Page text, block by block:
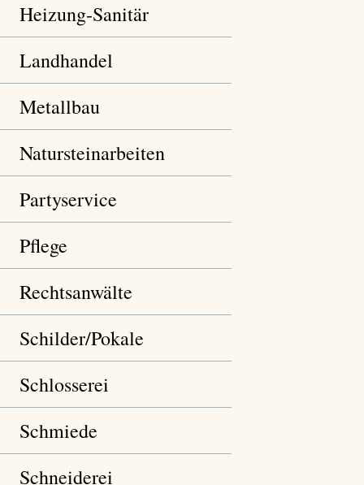
Heizung-Sanitär
Landhandel
Metallbau
Natursteinarbeiten
Partyservice
Pflege
Rechtsanwälte
Schilder/Pokale
Schlosserei
Schmiede
Schneiderei